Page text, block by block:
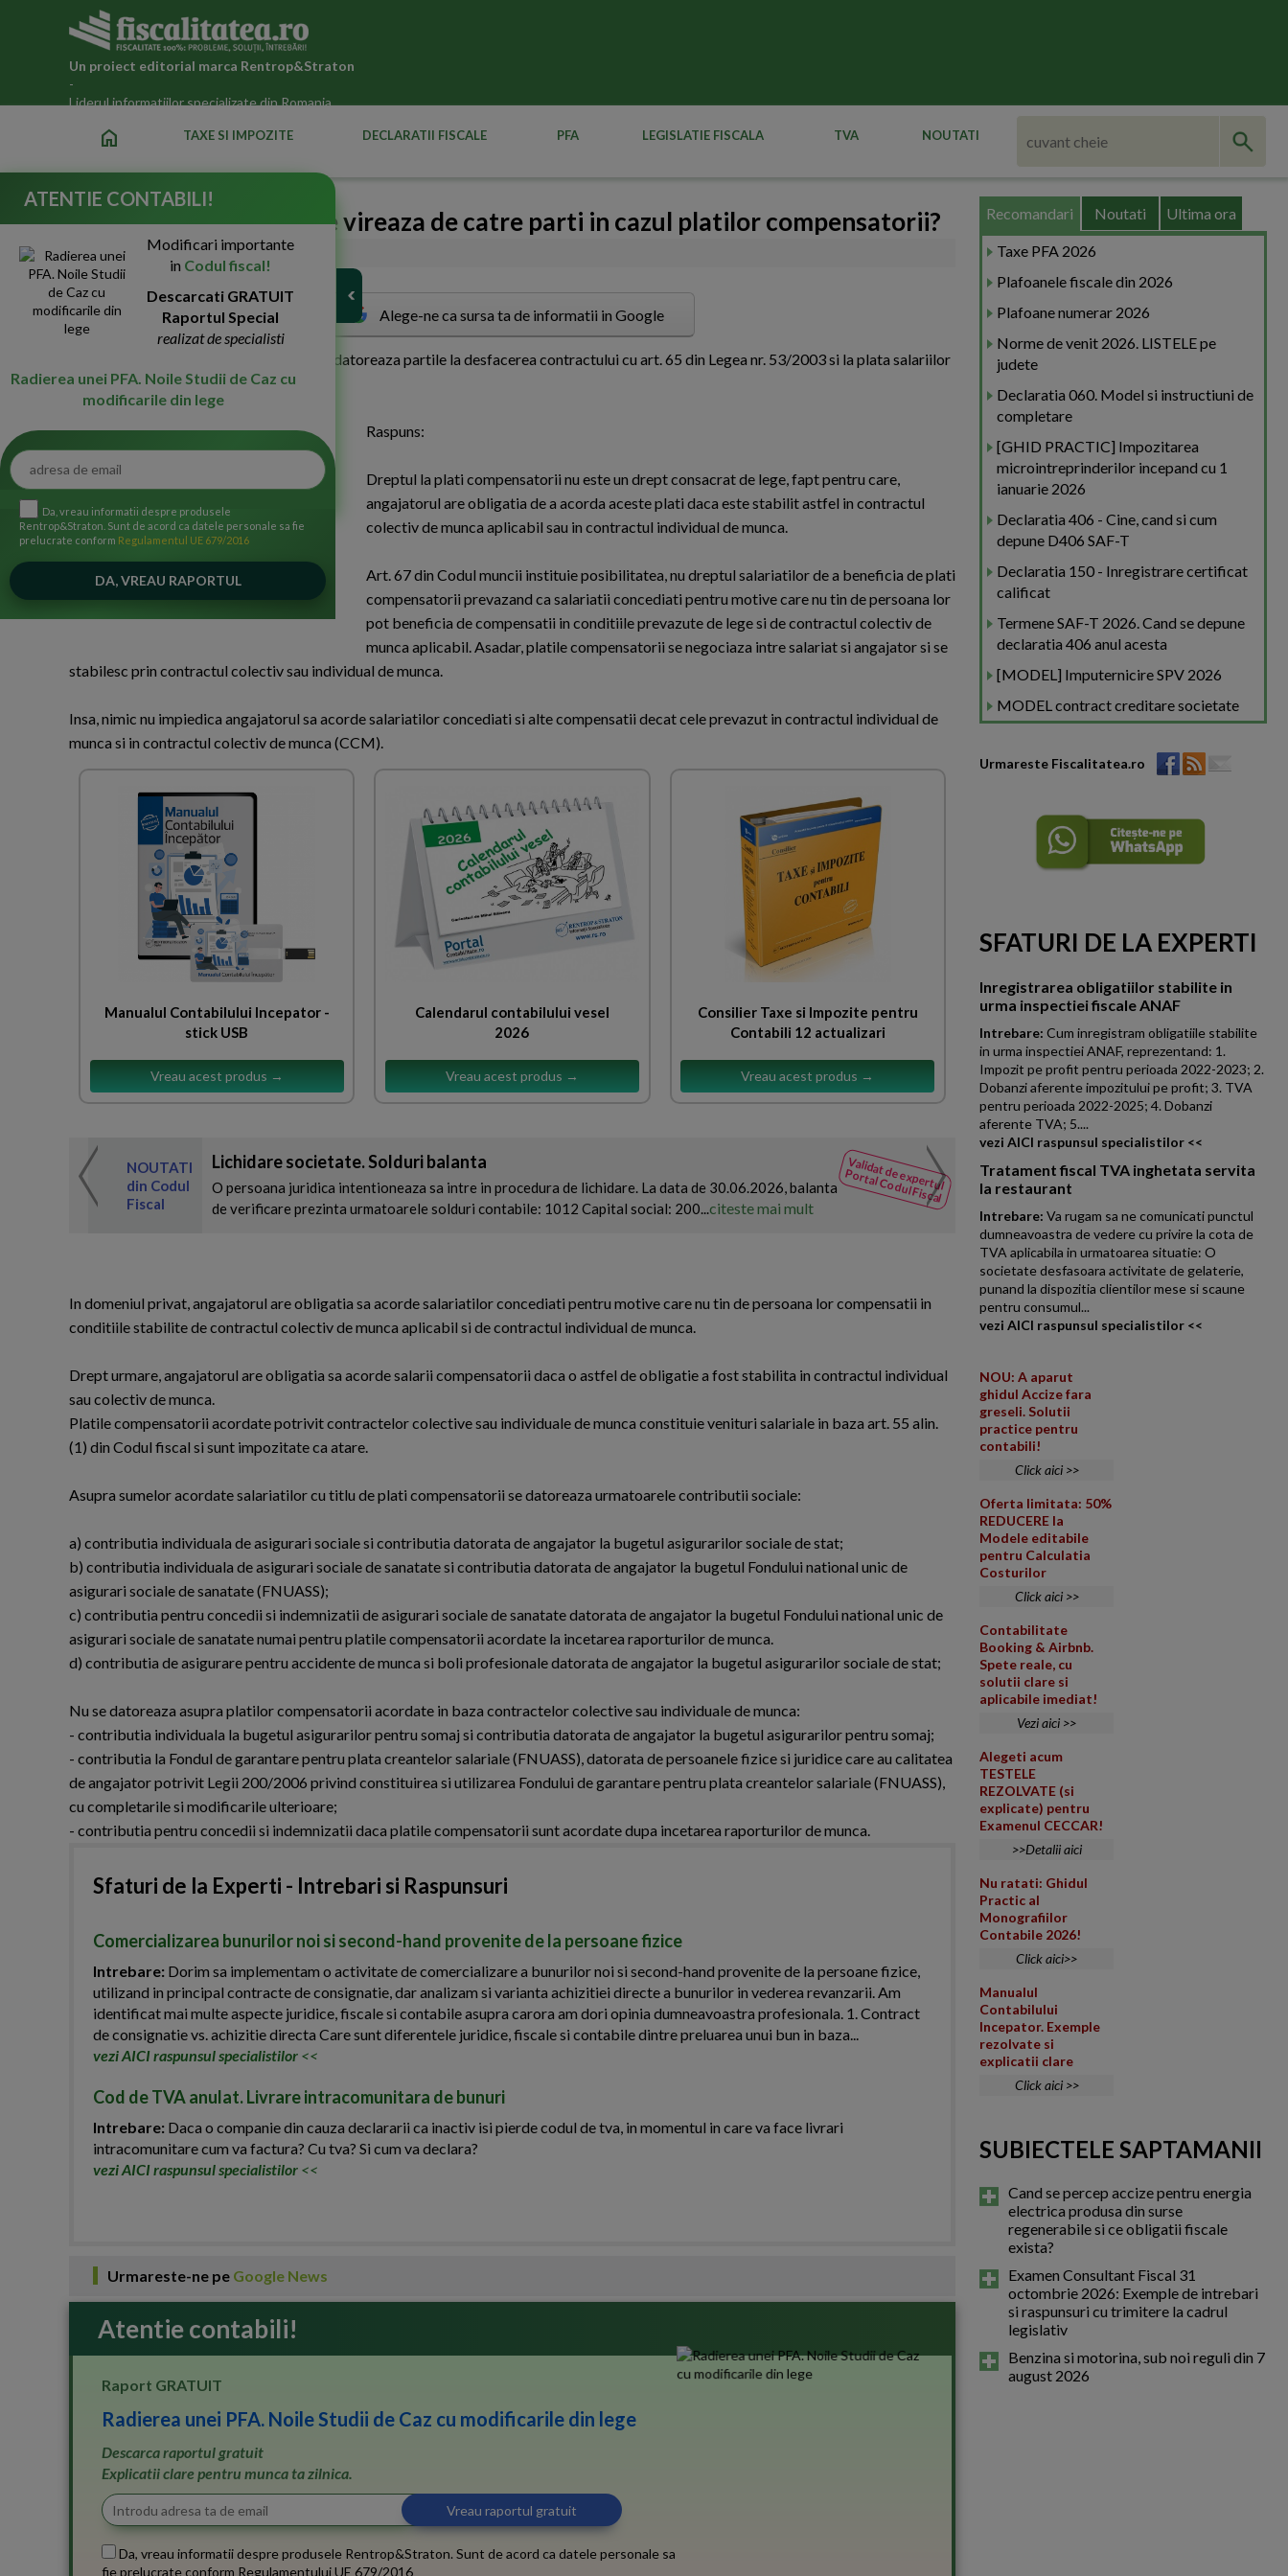
Un proiect editorial marca Rentrop&Straton
-
Liderul informatiilor specializate din Romania
home TAXE SI IMPOZITE DECLARATII FISCALE PFA LEGISLATIE FISCALA TVA NOUTATI
Ce contributii sociale se vireaza de catre parti in cazul platilor compensatorii?
06-Iul-2012 5283
Alege-ne ca sursa ta de informatii in Google
om vedea mai jos ce contributii sociale datoreaza partile la desfacerea contractului cu art. 65 din Legea nr. 53/2003 si la plata salariilor
compensatorii.
Raspuns:
Dreptul la plati compensatorii nu este un drept consacrat de lege, fapt pentru care,
angajatorul are obligatia de a acorda aceste plati daca este stabilit astfel in contractul
colectiv de munca aplicabil sau in contractul individual de munca.
Art. 67 din Codul muncii instituie posibilitatea, nu dreptul salariatilor de a beneficia de plati
compensatorii prevazand ca salariatii concediati pentru motive care nu tin de persoana lor
pot beneficia de compensatii in conditiile prevazute de lege si de contractul colectiv de
munca aplicabil. Asadar, platile compensatorii se negociaza intre salariat si angajator si se
stabilesc prin contractul colectiv sau individual de munca.
Insa, nimic nu impiedica angajatorul sa acorde salariatilor concediati si alte compensatii decat cele prevazut in contractul individual de
munca si in contractul colectiv de munca (CCM).
Manualul Contabilului Incepator -
stick USB
Vreau acest produs →
Calendarul contabilului vesel
2026
Vreau acest produs →
Consilier Taxe si Impozite pentru
Contabili 12 actualizari
Vreau acest produs →
NOUTATI
din Codul
Fiscal
Validat de expertul
Portal Codul Fiscal
Lichidare societate. Solduri balanta
O persoana juridica intentioneaza sa intre in procedura de lichidare. La data de 30.06.2026, balanta
de verificare prezinta urmatoarele solduri contabile: 1012 Capital social: 200...citeste mai mult
NOUTATI
din Codul
Cesiune parti sociale.
faca urmatoarele miscari
In domeniul privat, angajatorul are obligatia sa acorde salariatilor concediati pentru motive care nu tin de persoana lor compensatii in
conditiile stabilite de contractul colectiv de munca aplicabil si de contractul individual de munca.
Drept urmare, angajatorul are obligatia sa acorde salarii compensatorii daca o astfel de obligatie a fost stabilita in contractul individual
sau colectiv de munca.
Platile compensatorii acordate potrivit contractelor colective sau individuale de munca constituie venituri salariale in baza art. 55 alin.
(1) din Codul fiscal si sunt impozitate ca atare.
Asupra sumelor acordate salariatilor cu titlu de plati compensatorii se datoreaza urmatoarele contributii sociale:
a) contributia individuala de asigurari sociale si contributia datorata de angajator la bugetul asigurarilor sociale de stat;
b) contributia individuala de asigurari sociale de sanatate si contributia datorata de angajator la bugetul Fondului national unic de
asigurari sociale de sanatate (FNUASS);
c) contributia pentru concedii si indemnizatii de asigurari sociale de sanatate datorata de angajator la bugetul Fondului national unic de
asigurari sociale de sanatate numai pentru platile compensatorii acordate la incetarea raporturilor de munca.
d) contributia de asigurare pentru accidente de munca si boli profesionale datorata de angajator la bugetul asigurarilor sociale de stat;
Nu se datoreaza asupra platilor compensatorii acordate in baza contractelor colective sau individuale de munca:
- contributia individuala la bugetul asigurarilor pentru somaj si contributia datorata de angajator la bugetul asigurarilor pentru somaj;
- contributia la Fondul de garantare pentru plata creantelor salariale (FNUASS), datorata de persoanele fizice si juridice care au calitatea
de angajator potrivit Legii 200/2006 privind constituirea si utilizarea Fondului de garantare pentru plata creantelor salariale (FNUASS),
cu completarile si modificarile ulterioare;
- contributia pentru concedii si indemnizatii daca platile compensatorii sunt acordate dupa incetarea raporturilor de munca.
Sfaturi de la Experti - Intrebari si Raspunsuri
Comercializarea bunurilor noi si second-hand provenite de la persoane fizice
Intrebare: Dorim sa implementam o activitate de comercializare a bunurilor noi si second-hand provenite de la persoane fizice,
utilizand in principal contracte de consignatie, dar analizam si varianta achizitiei directe a bunurilor in vederea revanzarii. Am
identificat mai multe aspecte juridice, fiscale si contabile asupra carora am dori opinia dumneavoastra profesionala. 1. Contract
de consignatie vs. achizitie directa Care sunt diferentele juridice, fiscale si contabile dintre preluarea unui bun in baza...
vezi AICI raspunsul specialistilor <<
Cod de TVA anulat. Livrare intracomunitara de bunuri
Intrebare: Daca o companie din cauza declararii ca inactiv isi pierde codul de tva, in momentul in care va face livrari
intracomunitare cum va factura? Cu tva? Si cum va declara?
vezi AICI raspunsul specialistilor <<
Urmareste-ne pe Google News
Atentie contabili!
Raport GRATUIT
Radierea unei PFA. Noile Studii de Caz cu modificarile din lege
Descarca raportul gratuit
Explicatii clare pentru munca ta zilnica.
Da, vreau informatii despre produsele Rentrop&Straton. Sunt de acord ca datele personale sa
fie prelucrate conform Regulamentului UE 679/2016
Recomandari Noutati Ultima ora
Taxe PFA 2026
Plafoanele fiscale din 2026
Plafoane numerar 2026
Norme de venit 2026. LISTELE pe
judete
Declaratia 060. Model si instructiuni de
completare
[GHID PRACTIC] Impozitarea
microintreprinderilor incepand cu 1
ianuarie 2026
Declaratia 406 - Cine, cand si cum
depune D406 SAF-T
Declaratia 150 - Inregistrare certificat
calificat
Termene SAF-T 2026. Cand se depune
declaratia 406 anul acesta
[MODEL] Imputernicire SPV 2026
MODEL contract creditare societate
Urmareste Fiscalitatea.ro
SFATURI DE LA EXPERTI
Inregistrarea obligatiilor stabilite in
urma inspectiei fiscale ANAF
Intrebare: Cum inregistram obligatiile stabilite
in urma inspectiei ANAF, reprezentand: 1.
Impozit pe profit pentru perioada 2022-2023; 2.
Dobanzi aferente impozitului pe profit; 3. TVA
pentru perioada 2022-2025; 4. Dobanzi
aferente TVA; 5....
vezi AICI raspunsul specialistilor <<
Tratament fiscal TVA inghetata servita
la restaurant
Intrebare: Va rugam sa ne comunicati punctul
dumneavoastra de vedere cu privire la cota de
TVA aplicabila in urmatoarea situatie: O
societate desfasoara activitate de gelaterie,
punand la dispozitia clientilor mese si scaune
pentru consumul...
vezi AICI raspunsul specialistilor <<
NOU: A aparut
ghidul Accize fara
greseli. Solutii
practice pentru
contabili!
Click aici >>
Oferta limitata: 50%
REDUCERE la
Modele editabile
pentru Calculatia
Costurilor
Click aici >>
Contabilitate
Booking & Airbnb.
Spete reale, cu
solutii clare si
aplicabile imediat!
Vezi aici >>
Alegeti acum
TESTELE
REZOLVATE (si
explicate) pentru
Examenul CECCAR!
>>Detalii aici
Nu ratati: Ghidul
Practic al
Monografiilor
Contabile 2026!
Click aici>>
Manualul
Contabilului
Incepator. Exemple
rezolvate si
explicatii clare
Click aici >>
SUBIECTELE SAPTAMANII
Cand se percep accize pentru energia
electrica produsa din surse
regenerabile si ce obligatii fiscale
exista?
Examen Consultant Fiscal 31
octombrie 2026: Exemple de intrebari
si raspunsuri cu trimitere la cadrul
legislativ
Benzina si motorina, sub noi reguli din 7
august 2026
ATENTIE CONTABILI!
Modificari importante
in Codul fiscal!
Descarcati GRATUIT
Raportul Special
realizat de specialisti
Radierea unei PFA. Noile Studii de Caz cu
modificarile din lege
Da, vreau informatii despre produsele
Rentrop&Straton. Sunt de acord ca datele personale sa fie
prelucrate conform Regulamentul UE 679/2016